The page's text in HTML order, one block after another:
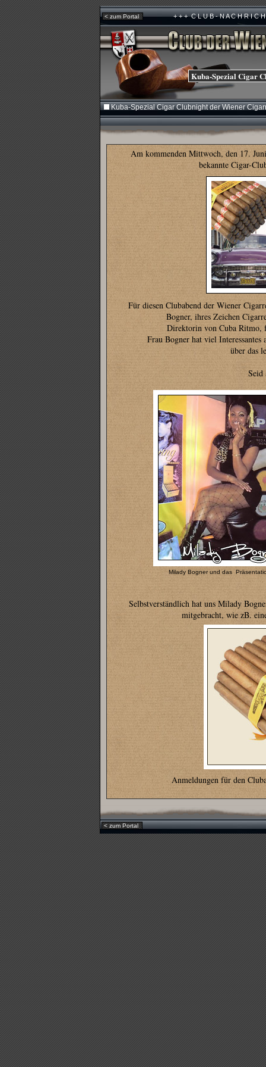
< zum Portal+ + + C L U B - N A C H R I C H T E
Kuba-Spezial Cigar
Kuba-Spezial Cigar Clubnight der Wiener
Am kommenden Mittwoch, den 17.
bekannte Cigar-
Für diesen Clubabend der Wiener
Bogner, ihres Zeichen
Direktorin von Cuba Ritmo,
Frau Bogner hat viel
über das
Seid
Milady Bogner und das
Selbstverständlich hat uns Milady
mitgebracht, wie zB.
Anmeldungen für den
< zum Portal